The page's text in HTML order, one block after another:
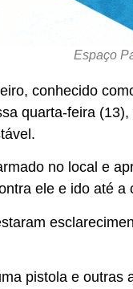
Espaço
conhecido
quarta-feira
no local e
ele e ido até
pistola e outras